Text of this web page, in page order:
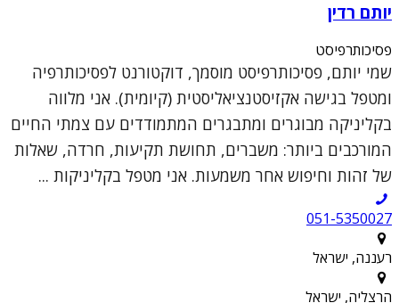
יותם רדין
פסיכותרפיסט
שמי יותם, פסיכותרפיסט מוסמך, דוקטורנט לפסיכותרפיה
ומטפל בגישה אקזיסטנציאליסטית (קיומית). אני מלווה
בקליניקה מבוגרים ומתבגרים המתמודדים עם צמתי החיים
המורכבים ביותר: משברים, תחושת תקיעות, חרדה, שאלות
של זהות וחיפוש אחר משמעות. אני מטפל בקליניקות ...
051-5350027
רעננה, ישראל
הרצליה, ישראל